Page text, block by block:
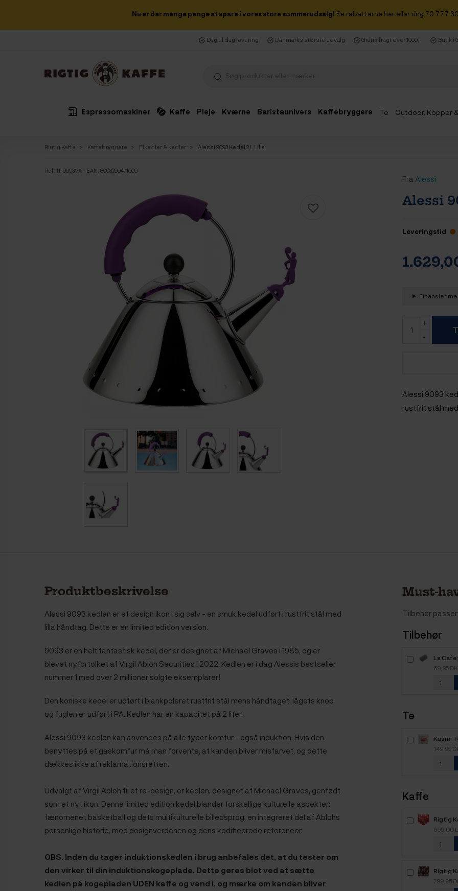
Nu er der mange penge at spare i vores store sommerudsalg! Se rabatterne her eller ring 70 777
Dag til dag levering Danmarks største udvalg Gratis fragt over 1000,- Butik i
Espressomaskiner Kaffe Pleje Kværne Baristaunivers Kaffebryggere Te Outdoor, Kopper
Rigtig Kaffe Kaffebryggere Elkedler & kedler Alessi 9093 Kedel 2 L Lilla
Ref: 11-9093VA - EAN: 8003299471669
Fra Alessi
Alessi
Leveringstid
Finansier
Alessi 9093
rustfrit stål
Produktbeskrivelse
Alessi 9093 kedlen er et design ikon i sig selv - en smuk kedel udført i rustfrit stål med
lilla håndtag. Dette er en limited edition version.
9093 er en helt fantastisk kedel, der er designet af Michael Graves i 1985, og er
blevet nyfortolket af Virgil Abloh Securities i 2022. Kedlen er i dag Alessis bestseller
nummer 1 med over 2 millioner solgte eksemplarer!
Den koniske kedel er udført i blankpoleret rustfrit stål mens håndtaget, lågets knob
og fuglen er udført i PA. Kedlen har en kapacitet på 2 liter.
Alessi 9093 kedlen kan anvendes på alle typer komfur - også induktion. Hvis den
benyttes på et gaskomfur må man forvente, at kanden bliver misfarvet, og dette
dækkes ikke af reklamationsretten.
Udvalgt af Virgil Abloh til et re-design, er kedlen, designet af Michael Graves, genfødt
som et nyt ikon. Denne limited edition kedel blander forskellige kulturelle aspekter:
fænomenet basketball og dets multikulturelle billedsprog, en integreret del af Ablohs
personlige historie, med designverdenen og dens kodificerede referencer.
OBS. Inden du tager induktionskedlen i brug anbefales det, at du tester om
den virker til din induktionskogeplade. Dette gøres blot ved at sætte
kedlen på kogepladen UDEN kaffe og vand i, og mærke om kanden bliver
Must-
Tilbehør
Tilbehør
La
Kedel
69,95
Te
Kusmi
90g
149,95
Kaffe
Rigtig
Intenso
999,00
Rigtig
799,95